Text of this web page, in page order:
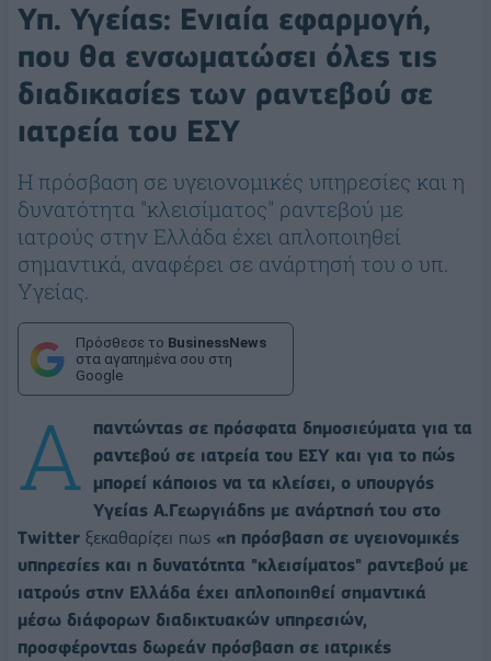
Υπ. Υγείας: Ενιαία εφαρμογή,
που θα ενσωματώσει όλες τις
διαδικασίες των ραντεβού σε
ιατρεία του ΕΣΥ
Η πρόσβαση σε υγειονομικές υπηρεσίες και η
δυνατότητα "κλεισίματος" ραντεβού με
ιατρούς στην Ελλάδα έχει απλοποιηθεί
σημαντικά, αναφέρει σε ανάρτησή του ο υπ.
Υγείας.
Πρόσθεσε το BusinessNews
στα αγαπημένα σου στη
Google
Α
παντώντας σε πρόσφατα δημοσιεύματα για τα
ραντεβού σε ιατρεία του ΕΣΥ και για το πώς
μπορεί κάποιος να τα κλείσει, ο υπουργός
Υγείας Α.Γεωργιάδης με ανάρτησή του στο
Twitter ξεκαθαρίζει πως «η πρόσβαση σε υγειονομικές
υπηρεσίες και η δυνατότητα "κλεισίματος" ραντεβού με
ιατρούς στην Ελλάδα έχει απλοποιηθεί σημαντικά
μέσω διάφορων διαδικτυακών υπηρεσιών,
προσφέροντας δωρεάν πρόσβαση σε ιατρικές